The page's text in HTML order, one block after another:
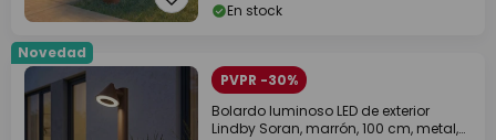
En stock
Novedad
PVPR -30%
Bolardo luminoso LED de exterior
Lindby Soran, marrón, 100 cm, metal,